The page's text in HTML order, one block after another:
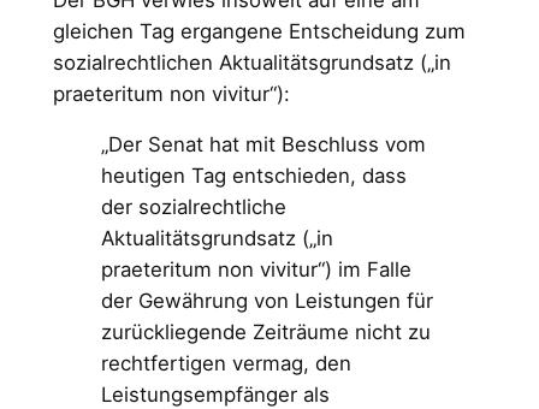
gleichen Tag ergangene Entscheidung zum
sozialrechtlichen Aktualitätsgrundsatz („in
praeteritum non vivitur“):
„Der Senat hat mit Beschluss vom
heutigen Tag entschieden, dass
der sozialrechtliche
Aktualitätsgrundsatz („in
praeteritum non vivitur“) im Falle
der Gewährung von Leistungen für
zurückliegende Zeiträume nicht zu
rechtfertigen vermag, den
Leistungsempfänger als